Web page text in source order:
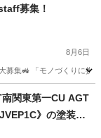
募集！
8月6日
募集🚜 「モノづくりに
関東第一CU AGT
》の塗装・